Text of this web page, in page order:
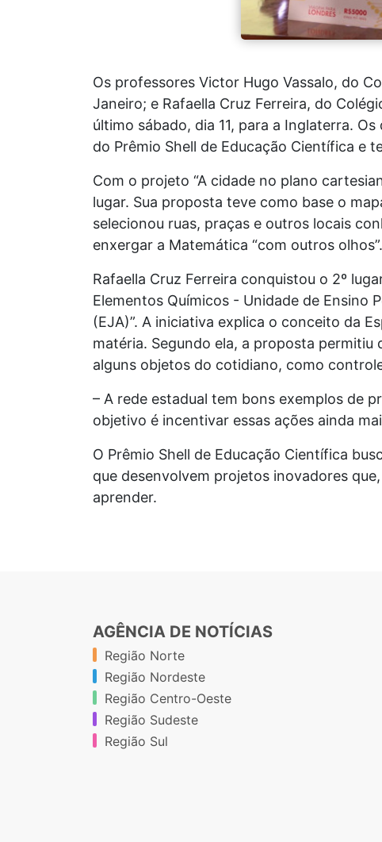
Os professores Victor Hugo Vassalo, do
Janeiro; e Rafaella Cruz Ferreira, do
último sábado, dia 11, para a Inglaterra.
do Prêmio Shell de Educação Científica e
Com o projeto “A cidade no plano
lugar. Sua proposta teve como base o
selecionou ruas, praças e outros locais
enxergar a Matemática “com outros olhos”.
Rafaella Cruz Ferreira conquistou o 2º
Elementos Químicos - Unidade de Ensino
(EJA)”. A iniciativa explica o conceito da
matéria. Segundo ela, a proposta permitiu
alguns objetos do cotidiano, como
– A rede estadual tem bons exemplos de
objetivo é incentivar essas ações ainda
O Prêmio Shell de Educação Científica
que desenvolvem projetos inovadores
aprender.
AGÊNCIA DE NOTÍCIAS
Região Norte
Região Nordeste
Região Centro-Oeste
Região Sudeste
Região Sul